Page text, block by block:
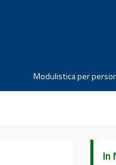
Modulistica per
In